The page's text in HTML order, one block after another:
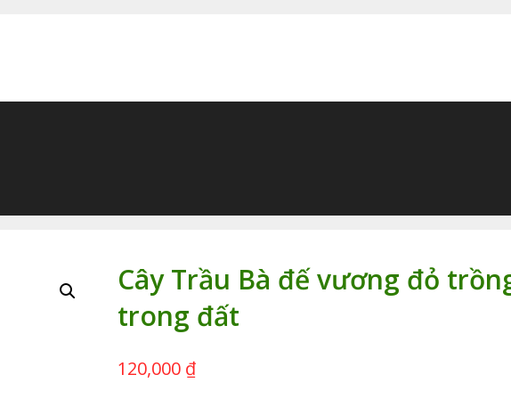
Cây Trầu Bà đế vương đỏ
trong đất
120,000 ₫